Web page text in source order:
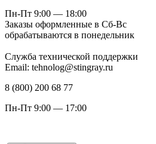
Пн-Пт 9:00 — 18:00
Заказы оформленные в Сб-Вс
обрабатываются в понедельник
Служба технической поддержки
Email: tehnolog@stingray.ru
8 (800) 200 68 77
Пн-Пт 9:00 — 17:00